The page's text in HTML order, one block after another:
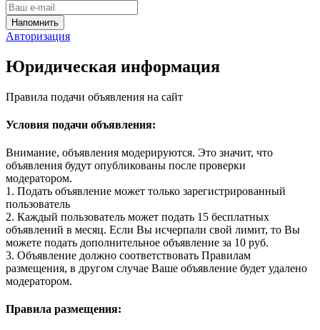
Авторизация
Юридическая информация
Правила подачи объявления на сайт
Условия подачи объявления:
Внимание, объявления модерируются. Это значит, что
объявления будут опубликованы после проверки
модератором.
1. Подать объявление может только зарегистрированный
пользователь
2. Каждый пользователь может подать 15 бесплатных
объявлений в месяц. Если Вы исчерпали свой лимит, то Вы
можете подать дополнительное объявление за 10 руб.
3. Объявление должно соответствовать Правилам
размещения, в другом случае Ваше объявление будет удалено
модератором.
Правила размещения: